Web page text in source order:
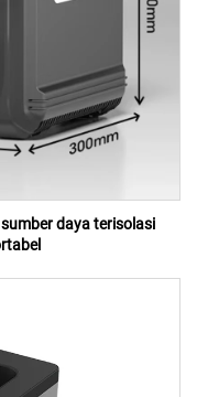
daya terisolasi